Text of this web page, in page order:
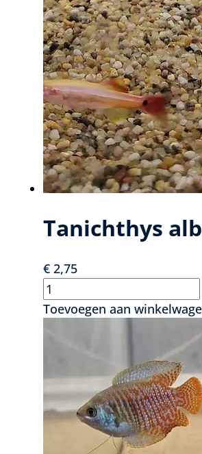
Tanichthys
€ 2,75
Tanichthys
albonubes
gold
Danio
gold
aantal
Toevoegen aan